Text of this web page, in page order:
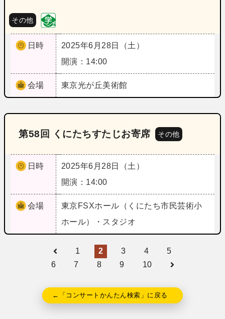
その他
日時
2025年6月28日（土）
開演：14:00
会場 東京光が丘美術館
第58回 くにたちすたじお寄席 その他
日時
2025年6月28日（土）
開演：14:00
会場 東京FSXホール（くにたち市民芸術小
ホール）・スタジオ
1 2 3 4
5
6
7 8 9 10
←「コンサートかんたん検索」に戻る